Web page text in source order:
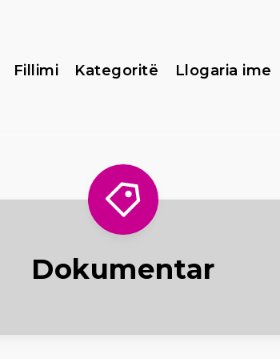
Fillimi Kategoritë Llogaria ime
Dokumentar